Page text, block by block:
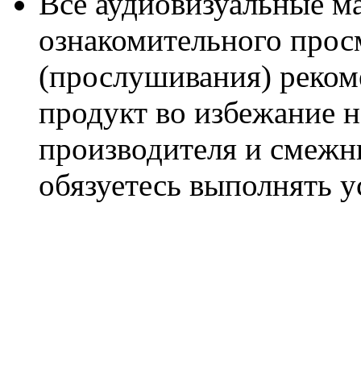
ознакомительного
(прослушивания)
продукт во избежание
производителя и
обязуетесь выполнять